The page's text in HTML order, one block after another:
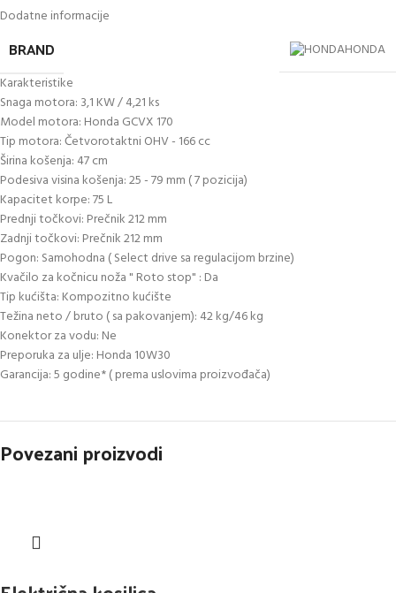
Dodatne informacije
BRAND
HONDA
Karakteristike
Snaga motora: 3,1 KW / 4,21 ks
Model motora: Honda GCVX 170
Tip motora: Četvorotaktni OHV - 166 cc
Širina košenja: 47 cm
Podesiva visina košenja: 25 - 79 mm ( 7 pozicija)
Kapacitet korpe: 75 L
Prednji točkovi: Prečnik 212 mm
Zadnji točkovi: Prečnik 212 mm
Pogon: Samohodna ( Select drive sa regulacijom brzine)
Kvačilo za kočnicu noža " Roto stop" : Da
Tip kućišta: Kompozitno kućište
Težina neto / bruto ( sa pakovanjem): 42 kg/46 kg
Konektor za vodu: Ne
Preporuka za ulje: Honda 10W30
Garancija: 5 godine* ( prema uslovima proizvođača)
Povezani proizvodi